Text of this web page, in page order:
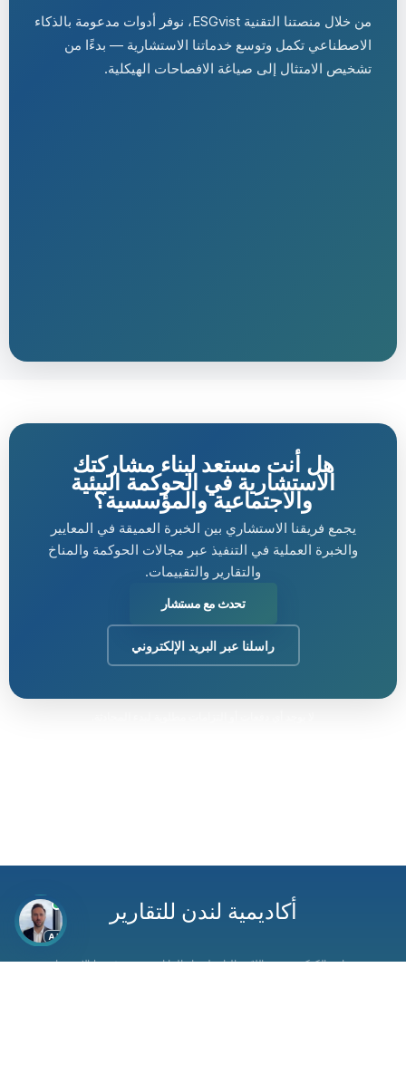
من خلال منصتنا التقنية ESGvist، نوفر أدوات مدعومة بالذكاء
الاصطناعي تكمل وتوسع خدماتنا الاستشارية — بدءًا من
تشخيص الامتثال إلى صياغة الافصاحات الهيكلية.
هل أنت مستعد لبناء مشاركتك
الاستشارية في الحوكمة البيئية
والاجتماعية والمؤسسية؟
يجمع فريقنا الاستشاري بين الخبرة العميقة في المعايير
والخبرة العملية في التنفيذ عبر مجالات الحوكمة والمناخ
والتقارير والتقييمات.
تحدث مع مستشار
راسلنا عبر البريد الإلكتروني
أكاديمية لندن للتقارير
سياسة الكوكيز اللائحة العامة لحماية البيانات شروط الاستخدام
AI